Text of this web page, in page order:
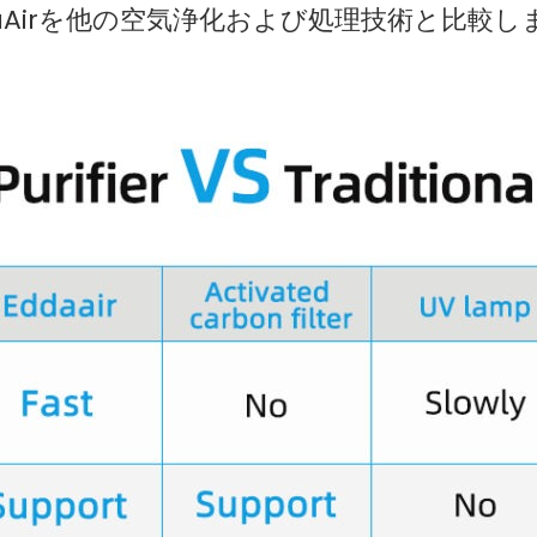
を他の空気浄化および処理技術と比較し